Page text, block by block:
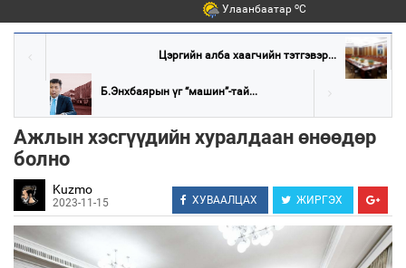
Улаанбаатар oC
Цэргийн алба хаагчийн тэтгэвэр...
Б.Энхбаярын үг “машин”-тай...
Ажлын хэсгүүдийн хуралдаан өнөөдөр
болно
Kuzmo
2023-11-15 ХУВААЛЦАХ ЖИРГЭХ